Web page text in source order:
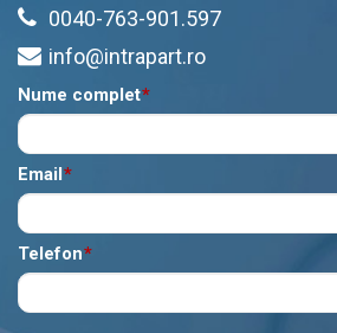
0040-763-901.597
info@intrapart.ro
*
Nume complet
*
Email
*
Telefon